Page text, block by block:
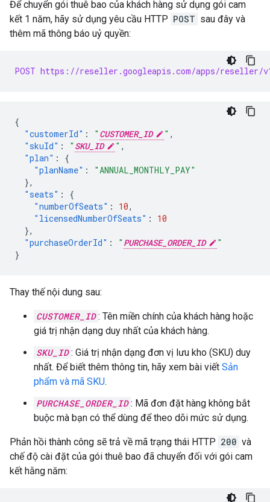
Để chuyển gói thuê bao của khách hàng sử dụng gói cam
kết 1 năm, hãy sử dụng yêu cầu HTTP POST sau đây và
thêm mã thông báo uỷ quyền:
POST https://reseller.googleapis.com/apps/reseller/
{
"customerId" : " CUSTOMER_ID " ,
"skuId" : " SKU_ID " ,
"plan" :
{
"planName" :
"ANNUAL_MONTHLY_PAY"
},
"seats" :
{
"numberOfSeats" : 10,
"licensedNumberOfSeats" :
10
},
"purchaseOrderId" : " PURCHASE_ORDER_ID
"
}
Thay thế nội dung sau:
CUSTOMER_ID : Tên miền chính của khách hàng hoặc
giá trị nhận dạng duy nhất của khách hàng.
SKU_ID : Giá trị nhận dạng đơn vị lưu kho (SKU) duy
nhất. Để biết thêm thông tin, hãy xem bài viết Sản
phẩm và mã SKU.
PURCHASE_ORDER_ID : Mã đơn đặt hàng không bắt
buộc mà bạn có thể dùng để theo dõi mức sử dụng.
Phản hồi thành công sẽ trả về mã trạng thái HTTP 200 và
chế độ cài đặt của gói thuê bao đã chuyển đối với gói cam
kết hằng năm: